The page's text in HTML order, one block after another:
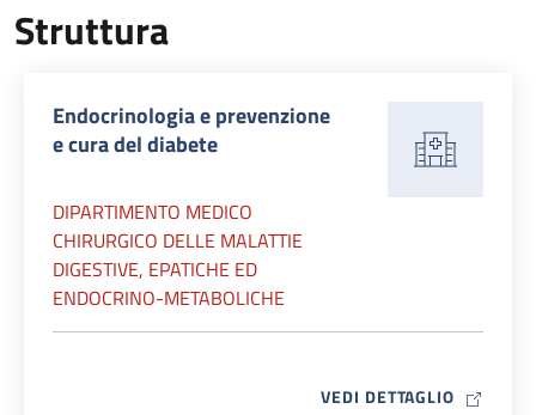
Struttura
Endocrinologia e prevenzione
e cura del diabete
DIPARTIMENTO MEDICO
CHIRURGICO DELLE MALATTIE
DIGESTIVE, EPATICHE ED
ENDOCRINO-METABOLICHE
VEDI DETTAGLIO MAP ICON